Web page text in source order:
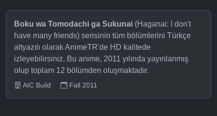
Boku wa Tomodachi ga Sukunai (Haganai: I don't
have many friends) serisinin tüm bölümlerini Türkçe
altyazılı olarak AnimeTR'de HD kalitede
izleyebilirsiniz. Bu anime, 2011 yılında yayınlanmış
olup toplam 12 bölümden oluşmaktadır.
AIC Build Fall 2011